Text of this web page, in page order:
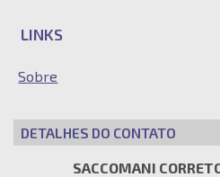
LINKS
Sobre
DETALHES DO CONTATO
SACCOMANI